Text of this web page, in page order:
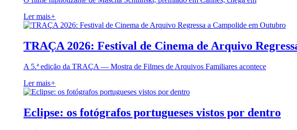
Ler mais+
TRAÇA 2026: Festival de Cinema de Arquivo
A 5.ª edição da TRAÇA — Mostra de Filmes de Arquivos Familiares acontece
Ler mais+
Eclipse: os fotógrafos portugueses vistos por dentro